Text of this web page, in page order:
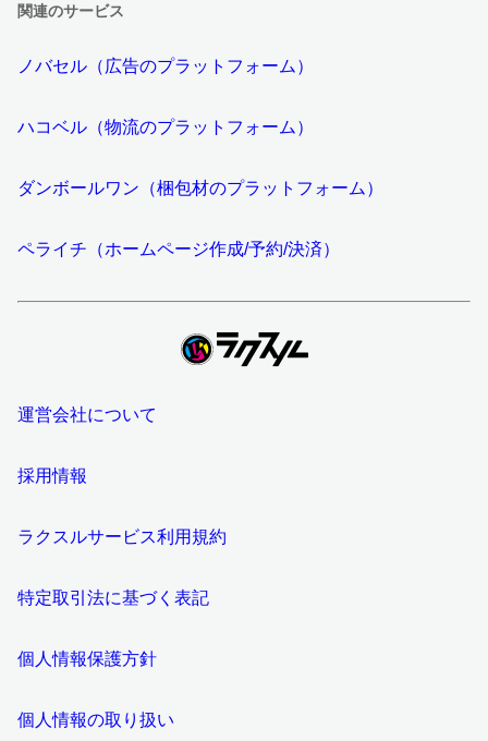
関連のサービス
ノバセル（広告のプラットフォーム）
ハコベル（物流のプラットフォーム）
ダンボールワン（梱包材のプラットフォーム）
ペライチ（ホームページ作成/予約/決済）
運営会社について
採用情報
ラクスルサービス利用規約
特定取引法に基づく表記
個人情報保護方針
個人情報の取り扱い